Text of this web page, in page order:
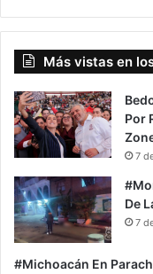
Más vistas en
Por
7
De
7
#Michoacán En